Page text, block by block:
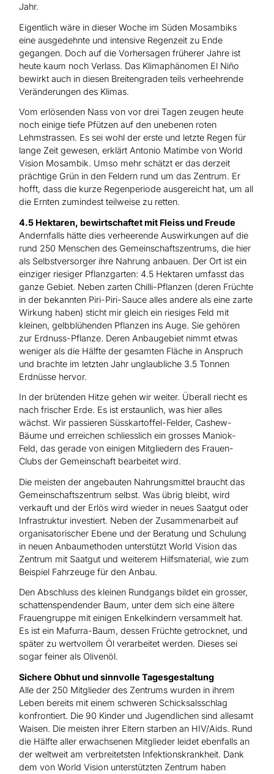
Jahr.
Eigentlich wäre in dieser Woche im Süden Mosambiks
eine ausgedehnte und intensive Regenzeit zu Ende
gegangen. Doch auf die Vorhersagen früherer Jahre ist
heute kaum noch Verlass. Das Klimaphänomen El Niño
bewirkt auch in diesen Breitengraden teils verheehrende
Veränderungen des Klimas.
Vom erlösenden Nass von vor drei Tagen zeugen heute
noch einige tiefe Pfützen auf den unebenen roten
Lehmstrassen. Es sei wohl der erste und letzte Regen für
lange Zeit gewesen, erklärt Antonio Matimbe von World
Vision Mosambik. Umso mehr schätzt er das derzeit
prächtige Grün in den Feldern rund um das Zentrum. Er
hofft, dass die kurze Regenperiode ausgereicht hat, um all
die Ernten zumindest teilweise zu retten.
4.5 Hektaren, bewirtschaftet mit Fleiss und Freude
Andernfalls hätte dies verheerende Auswirkungen auf die
rund 250 Menschen des Gemeinschaftszentrums, die hier
als Selbstversorger ihre Nahrung anbauen. Der Ort ist ein
einziger riesiger Pflanzgarten: 4.5 Hektaren umfasst das
ganze Gebiet. Neben zarten Chilli-Pflanzen (deren Früchte
in der bekannten Piri-Piri-Sauce alles andere als eine zarte
Wirkung haben) sticht mir gleich ein riesiges Feld mit
kleinen, gelbblühenden Pflanzen ins Auge. Sie gehören
zur Erdnuss-Pflanze. Deren Anbaugebiet nimmt etwas
weniger als die Hälfte der gesamten Fläche in Anspruch
und brachte im letzten Jahr unglaubliche 3.5 Tonnen
Erdnüsse hervor.
In der brütenden Hitze gehen wir weiter. Überall riecht es
nach frischer Erde. Es ist erstaunlich, was hier alles
wächst. Wir passieren Süsskartoffel-Felder, Cashew-
Bäume und erreichen schliesslich ein grosses Maniok-
Feld, das gerade von einigen Mitgliedern des Frauen-
Clubs der Gemeinschaft bearbeitet wird.
Die meisten der angebauten Nahrungsmittel braucht das
Gemeinschaftszentrum selbst. Was übrig bleibt, wird
verkauft und der Erlös wird wieder in neues Saatgut oder
Infrastruktur investiert. Neben der Zusammenarbeit auf
organisatorischer Ebene und der Beratung und Schulung
in neuen Anbaumethoden unterstützt World Vision das
Zentrum mit Saatgut und weiterem Hilfsmaterial, wie zum
Beispiel Fahrzeuge für den Anbau.
Den Abschluss des kleinen Rundgangs bildet ein grosser,
schattenspendender Baum, unter dem sich eine ältere
Frauengruppe mit einigen Enkelkindern versammelt hat.
Es ist ein Mafurra-Baum, dessen Früchte getrocknet, und
später zu wertvollem Öl verarbeitet werden. Dieses sei
sogar feiner als Olivenöl.
Sichere Obhut und sinnvolle Tagesgestaltung
Alle der 250 Mitglieder des Zentrums wurden in ihrem
Leben bereits mit einem schweren Schicksalsschlag
konfrontiert. Die 90 Kinder und Jugendlichen sind allesamt
Waisen. Die meisten ihrer Eltern starben an HIV/Aids. Rund
die Hälfte aller erwachsenen Mitglieder leidet ebenfalls an
der weltweit am verbreitetsten Infektionskrankheit. Dank
dem von World Vision unterstützten Zentrum haben